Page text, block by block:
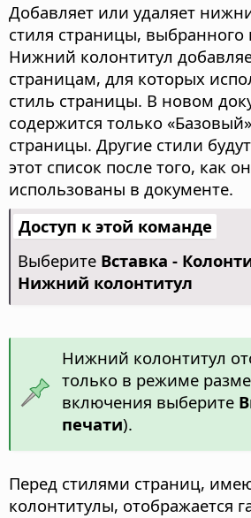
Добавляет или удаляет
стиля страницы,
Нижний колонтитул
страницам, для которых
стиль страницы. В новом
содержится только
страницы. Другие стили
этот список после того, как
использованы в документе.
Доступ к этой команде
Выберите Вставка -
Нижний колонтитул
Нижний колонтитул
только в режиме
включения выберите
печати).
Перед стилями страниц,
колонтитулы, отображается